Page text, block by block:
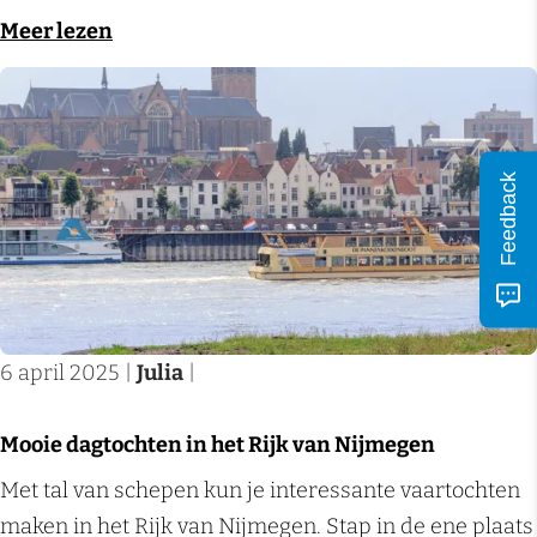
k
v
a
n
N
i
j
m
g
n
e
n
i
n
h
e
t
R
i
j
v
n
a
p
p
s
d
i
e
é
c
h
n
Meer lezeno
v
e
r
W
a
n
d
e
l
p
s
Mooie dagtochten in het Rijk van Nijmegen
6 april 2025 Julia
M
o
Met tal van schepen kun je interessante vaartochten
maken in het Rijk van Nijmegen. Stap in de ene plaats
Feedback